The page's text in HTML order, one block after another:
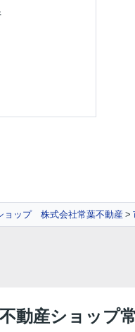
ョップ 株式会社常葉不動産
動産ショップ